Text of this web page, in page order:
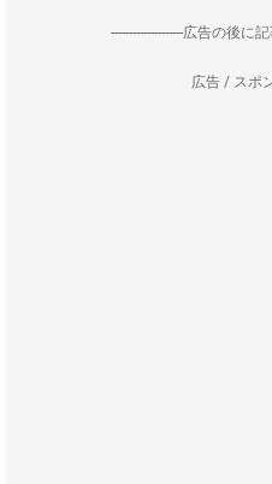
--------------------広告の後に
広告 / スポ